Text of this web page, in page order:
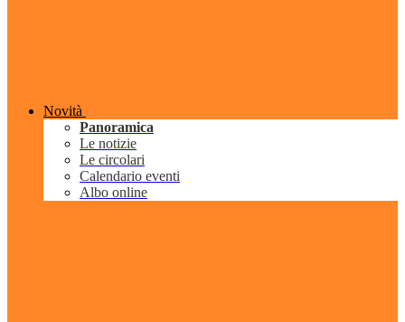
Novità
Panoramica
Le notizie
Le circolari
Calendario eventi
Albo online